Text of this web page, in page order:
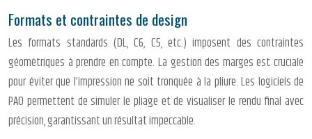
Formats et contraintes de design
Les formats standards (DL, C6, C5, etc.) imposent des contraintes
géométriques à prendre en compte. La gestion des marges est cruciale
pour éviter que l’impression ne soit tronquée à la pliure. Les logiciels de
PAO permettent de simuler le pliage et de visualiser le rendu final avec
précision, garantissant un résultat impeccable.